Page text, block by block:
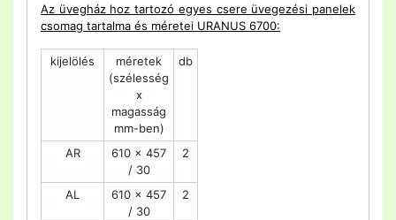
Az üvegház hoz tartozó egyes csere üvegezési panelek
csomag tartalma és méretei URANUS 6700:
kijelölés
méretek
(szélesség
x
magasság
mm-ben)
db
AR
610 x 457
/ 30
2
AL
610 x 457
/ 30
2